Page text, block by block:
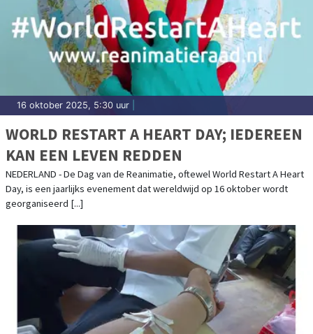
16 oktober 2025, 5:30 uur
WORLD RESTART A HEART DAY; IEDEREEN
KAN EEN LEVEN REDDEN
NEDERLAND - De Dag van de Reanimatie, oftewel World Restart A Heart
Day, is een jaarlijks evenement dat wereldwijd op 16 oktober wordt
georganiseerd [...]